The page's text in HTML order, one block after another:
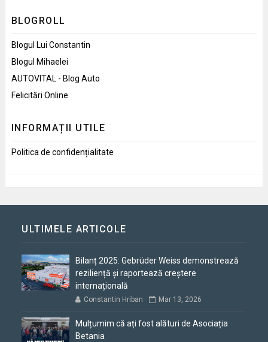
BLOGROLL
Blogul Lui Constantin
Blogul Mihaelei
AUTOVITAL - Blog Auto
Felicitări Online
INFORMAȚII UTILE
Politica de confidențialitate
ULTIMELE ARTICOLE
Bilanț 2025: Gebrüder Weiss demonstrează
reziliență și raportează creștere
internațională
Constantin Hriban Mar 13, 2026
Mulțumim că ați fost alături de Asociația
Betania